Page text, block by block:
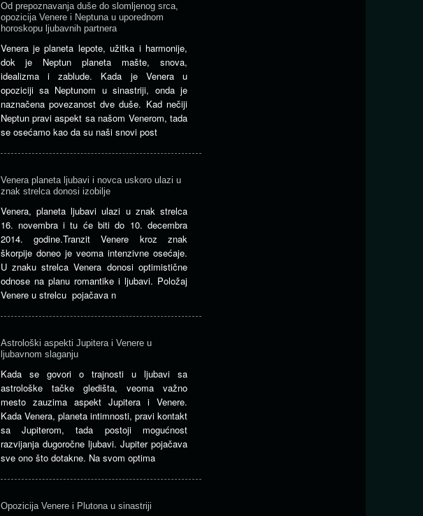
Od prepoznavanja duše do slomljenog srca,
opozicija Venere i Neptuna u uporednom
horoskopu ljubavnih partnera
Venera je planeta lepote, užitka i harmonije,
dok je Neptun planeta mašte, snova,
idealizma i zablude. Kada je Venera u
opoziciji sa Neptunom u sinastriji, onda je
naznačena povezanost dve duše. Kad nečiji
Neptun pravi aspekt sa našom Venerom, tada
se osećamo kao da su naši snovi post
Venera planeta ljubavi i novca uskoro ulazi u
znak strelca donosi izobilje
Venera, planeta ljubavi ulazi u znak strelca
16. novembra i tu će biti do 10. decembra
2014. godine.Tranzit Venere kroz znak
škorpije doneo je veoma intenzivne osećaje.
U znaku strelca Venera donosi optimistične
odnose na planu romantike i ljubavi. Položaj
Venere u strelcu pojačava n
Astrološki aspekti Jupitera i Venere u
ljubavnom slaganju
Kada se govori o trajnosti u ljubavi sa
astrološke tačke gledišta, veoma važno
mesto zauzima aspekt Jupitera i Venere.
Kada Venera, planeta intimnosti, pravi kontakt
sa Jupiterom, tada postoji mogućnost
razvijanja dugoročne ljubavi. Jupiter pojačava
sve ono što dotakne. Na svom optima
Opozicija Venere i Plutona u sinastriji